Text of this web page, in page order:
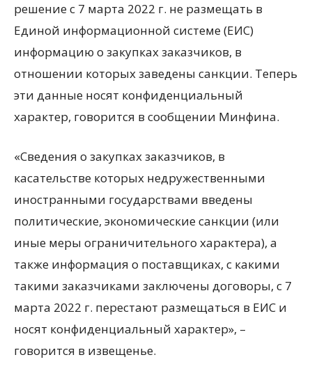
решение с 7 марта 2022 г. не размещать в
Единой информационной системе (ЕИС)
информацию о закупках заказчиков, в
отношении которых заведены санкции. Теперь
эти данные носят конфиденциальный
характер, говорится в сообщении Минфина.
«Сведения о закупках заказчиков, в
касательстве которых недружественными
иностранными государствами введены
политические, экономические санкции (или
иные меры ограничительного характера), а
также информация о поставщиках, с какими
такими заказчиками заключены договоры, с 7
марта 2022 г. перестают размещаться в ЕИС и
носят конфиденциальный характер», –
говорится в извещенье.